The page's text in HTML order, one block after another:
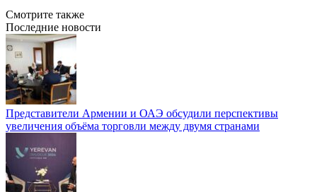
Смотрите также
Последние новости
Представители Армении и ОАЭ обсудили перспективы
увеличения объёма торговли между двумя странами